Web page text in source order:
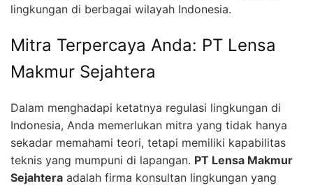
lingkungan di berbagai wilayah Indonesia.
Mitra Terpercaya Anda: PT Lensa
Makmur Sejahtera
Dalam menghadapi ketatnya regulasi lingkungan di
Indonesia, Anda memerlukan mitra yang tidak hanya
sekadar memahami teori, tetapi memiliki kapabilitas
teknis yang mumpuni di lapangan. PT Lensa Makmur
Sejahtera adalah firma konsultan lingkungan yang